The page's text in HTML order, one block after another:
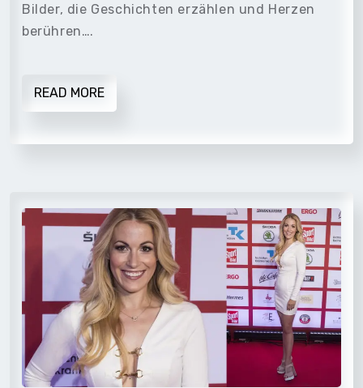
Bilder, die Geschichten erzählen und Herzen
berühren….
READ MORE